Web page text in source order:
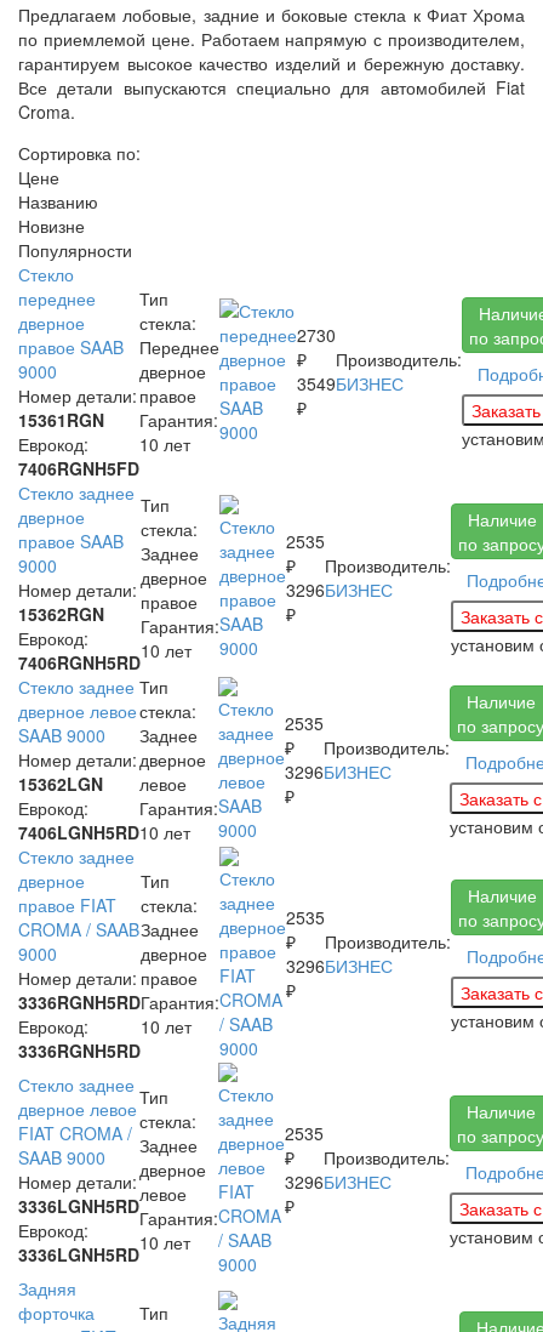
Предлагаем лобовые, задние и боковые стекла к Фиат Хрома
по приемлемой цене. Работаем напрямую с производителем,
гарантируем высокое качество изделий и бережную доставку.
Все детали выпускаются специально для автомобилей Fiat
Croma.
Сортировка по:
Цене
Названию
Новизне
Популярности
Стекло
переднее
дверное
правое SAAB
9000
Номер детали:
15361RGN
Еврокод:
7406RGNH5FD
Тип
стекла:
Переднее
дверное
правое
Гарантия:
10 лет
2730
₽
3549
₽
Производитель:
БИЗНЕС
по
Стекло заднее
дверное
правое SAAB
9000
Номер детали:
15362RGN
Еврокод:
7406RGNH5RD
Тип
стекла:
Заднее
дверное
правое
Гарантия:
10 лет
2535
₽
3296
₽
Производитель:
БИЗНЕС
Наличие
по
установим
Стекло заднее
дверное левое
SAAB 9000
Номер детали:
15362LGN
Еврокод:
7406LGNH5RD
Тип
стекла:
Заднее
дверное
левое
Гарантия:
10 лет
2535
₽
3296
₽
Производитель:
БИЗНЕС
Наличие
по запросу
установим
Стекло заднее
дверное
правое FIAT
CROMA / SAAB
9000
Номер детали:
3336RGNH5RD
Еврокод:
3336RGNH5RD
Тип
стекла:
Заднее
дверное
правое
Гарантия:
10 лет
2535
₽
3296
₽
Производитель:
БИЗНЕС
Наличие
по
установим
Стекло заднее
дверное левое
FIAT CROMA /
SAAB 9000
Номер детали:
3336LGNH5RD
Еврокод:
3336LGNH5RD
Тип
стекла:
Заднее
дверное
левое
Гарантия:
10 лет
2535
₽
3296
₽
Производитель:
БИЗНЕС
Наличие
по запросу
установим
Задняя
форточка
Тип